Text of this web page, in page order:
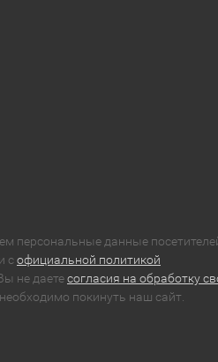
персональные данные
софициальной политикой
не даетесогласия на обработку
необходимо покинуть наш сайт.